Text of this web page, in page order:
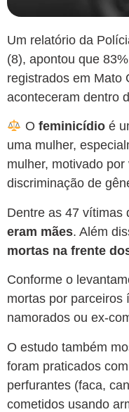
Um relatório da
(8), apontou que
registrados em Mato
aconteceram dentro
O feminicídio é
uma mulher,
mulher, motivado
discriminação de
Dentre as 47 vítimas
eram mães. Além
mortas na frente
Conforme o
mortas por parceiros
namorados ou ex-
O estudo também
foram praticados
perfurantes (faca,
cometidos usando